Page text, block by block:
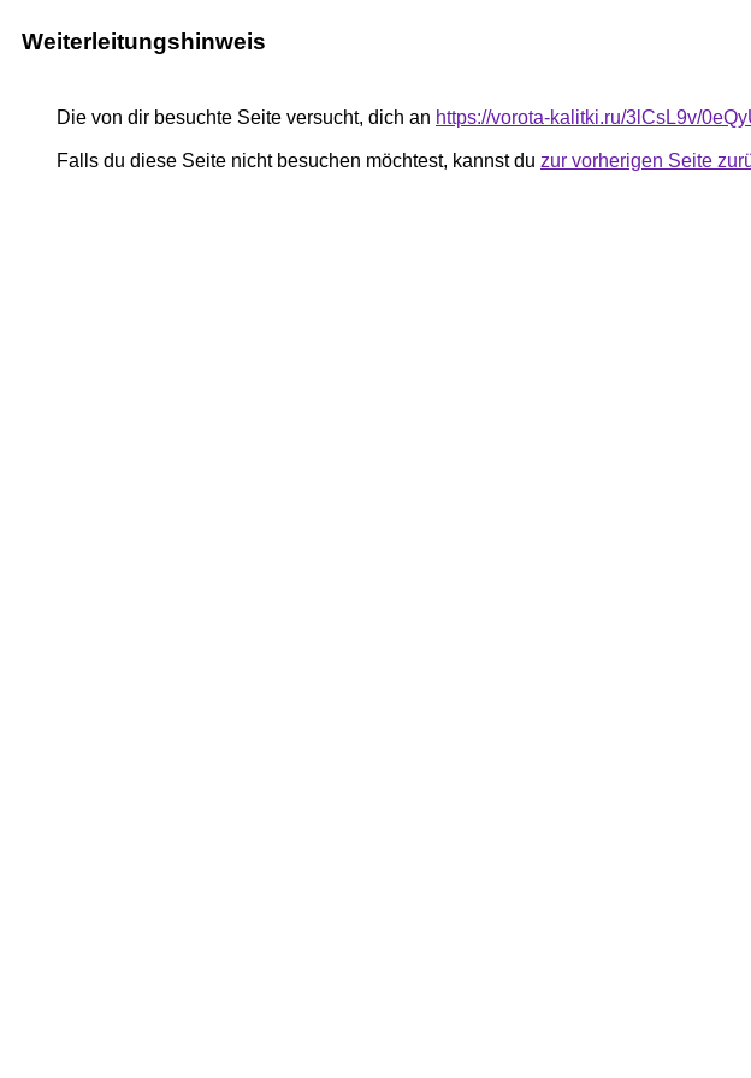
Weiterleitungshinweis
Die von dir besuchte Seite versucht, dich an https://vorota-kalitki.ru/3lCsL9v/
Falls du diese Seite nicht besuchen möchtest, kannst du zur vorherigen Seite